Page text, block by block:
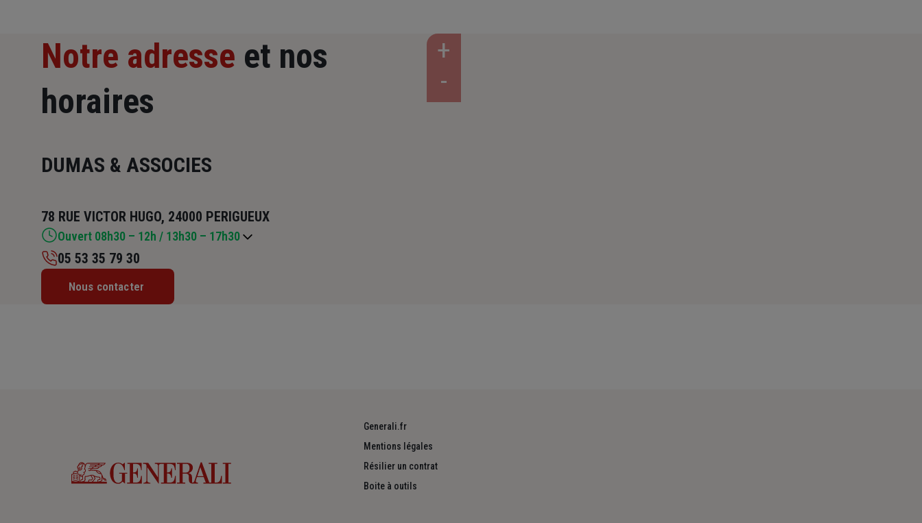
Notre adresse et nos
horaires
DUMAS & ASSOCIES
78 RUE VICTOR HUGO, 24000 PERIGUEUX
Ouvert 08h30 – 12h / 13h30 – 17h30
Mardi : 08h30 – 12h / 13h30 – 18h
05 53 35 79 30
Nous contacter
Generali.fr
Mentions légales
Résilier un contrat
Boite à outils